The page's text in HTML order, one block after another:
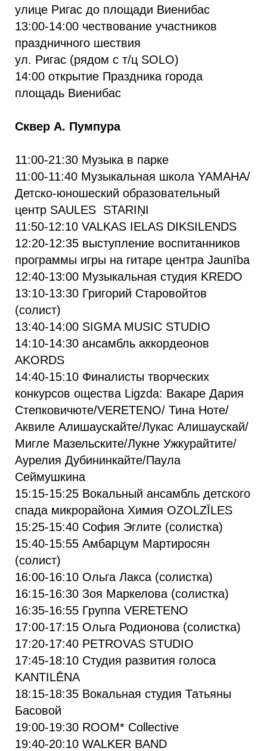
улице Ригас до площади Виенибас
13:00-14:00 чествование участников
праздничного шествия
ул. Ригас (рядом с т/ц SOLO)
14:00 открытие Праздника города
площадь Виенибас
Сквер А. Пумпура
11:00-21:30 Музыка в парке
11:00-11:40 Музыкальная школа YAMAHA/
Детско-юношеский образовательный
центр SAULES STARIŅI
11:50-12:10 VALKAS IELAS DIKSILENDS
12:20-12:35 выступление воспитанников
программы игры на гитаре центра Jaunība
12:40-13:00 Музыкальная студия KREDO
13:10-13:30 Григорий Старовойтов
(солист)
13:40-14:00 SIGMA MUSIC STUDIO
14:10-14:30 ансамбль аккордеонов
AKORDS
14:40-15:10 Финалисты творческих
конкурсов ощества Ligzda: Вакаре Дария
Степковичюте/VERETENO/ Тина Ноте/
Аквиле Алишаускайте/Лукас Алишаускай/
Мигле Мазельските/Лукне Ужкурайтите/
Аурелия Дубининкайте/Паула
Сеймушкина
15:15-15:25 Вокальный ансамбль детского
спада микрорайона Химия OZOLZĪLES
15:25-15:40 София Эглите (солистка)
15:40-15:55 Амбарцум Мартиросян
(солист)
16:00-16:10 Ольга Лакса (солистка)
16:15-16:30 Зоя Маркелова (солистка)
16:35-16:55 Группа VERETENO
17:00-17:15 Ольга Родионова (солистка)
17:20-17:40 PETROVAS STUDIO
17:45-18:10 Студия развития голоса
KANTILĒNA
18:15-18:35 Вокальная студия Татьяны
Басовой
19:00-19:30 ROOM* Collective
19:40-20:10 WALKER BAND